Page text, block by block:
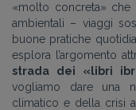
«molto concreta» che
ambientali – viaggi
buone pratiche
esplora l’argomento
strada dei «libri
vogliamo dare una
climatico e della crisi